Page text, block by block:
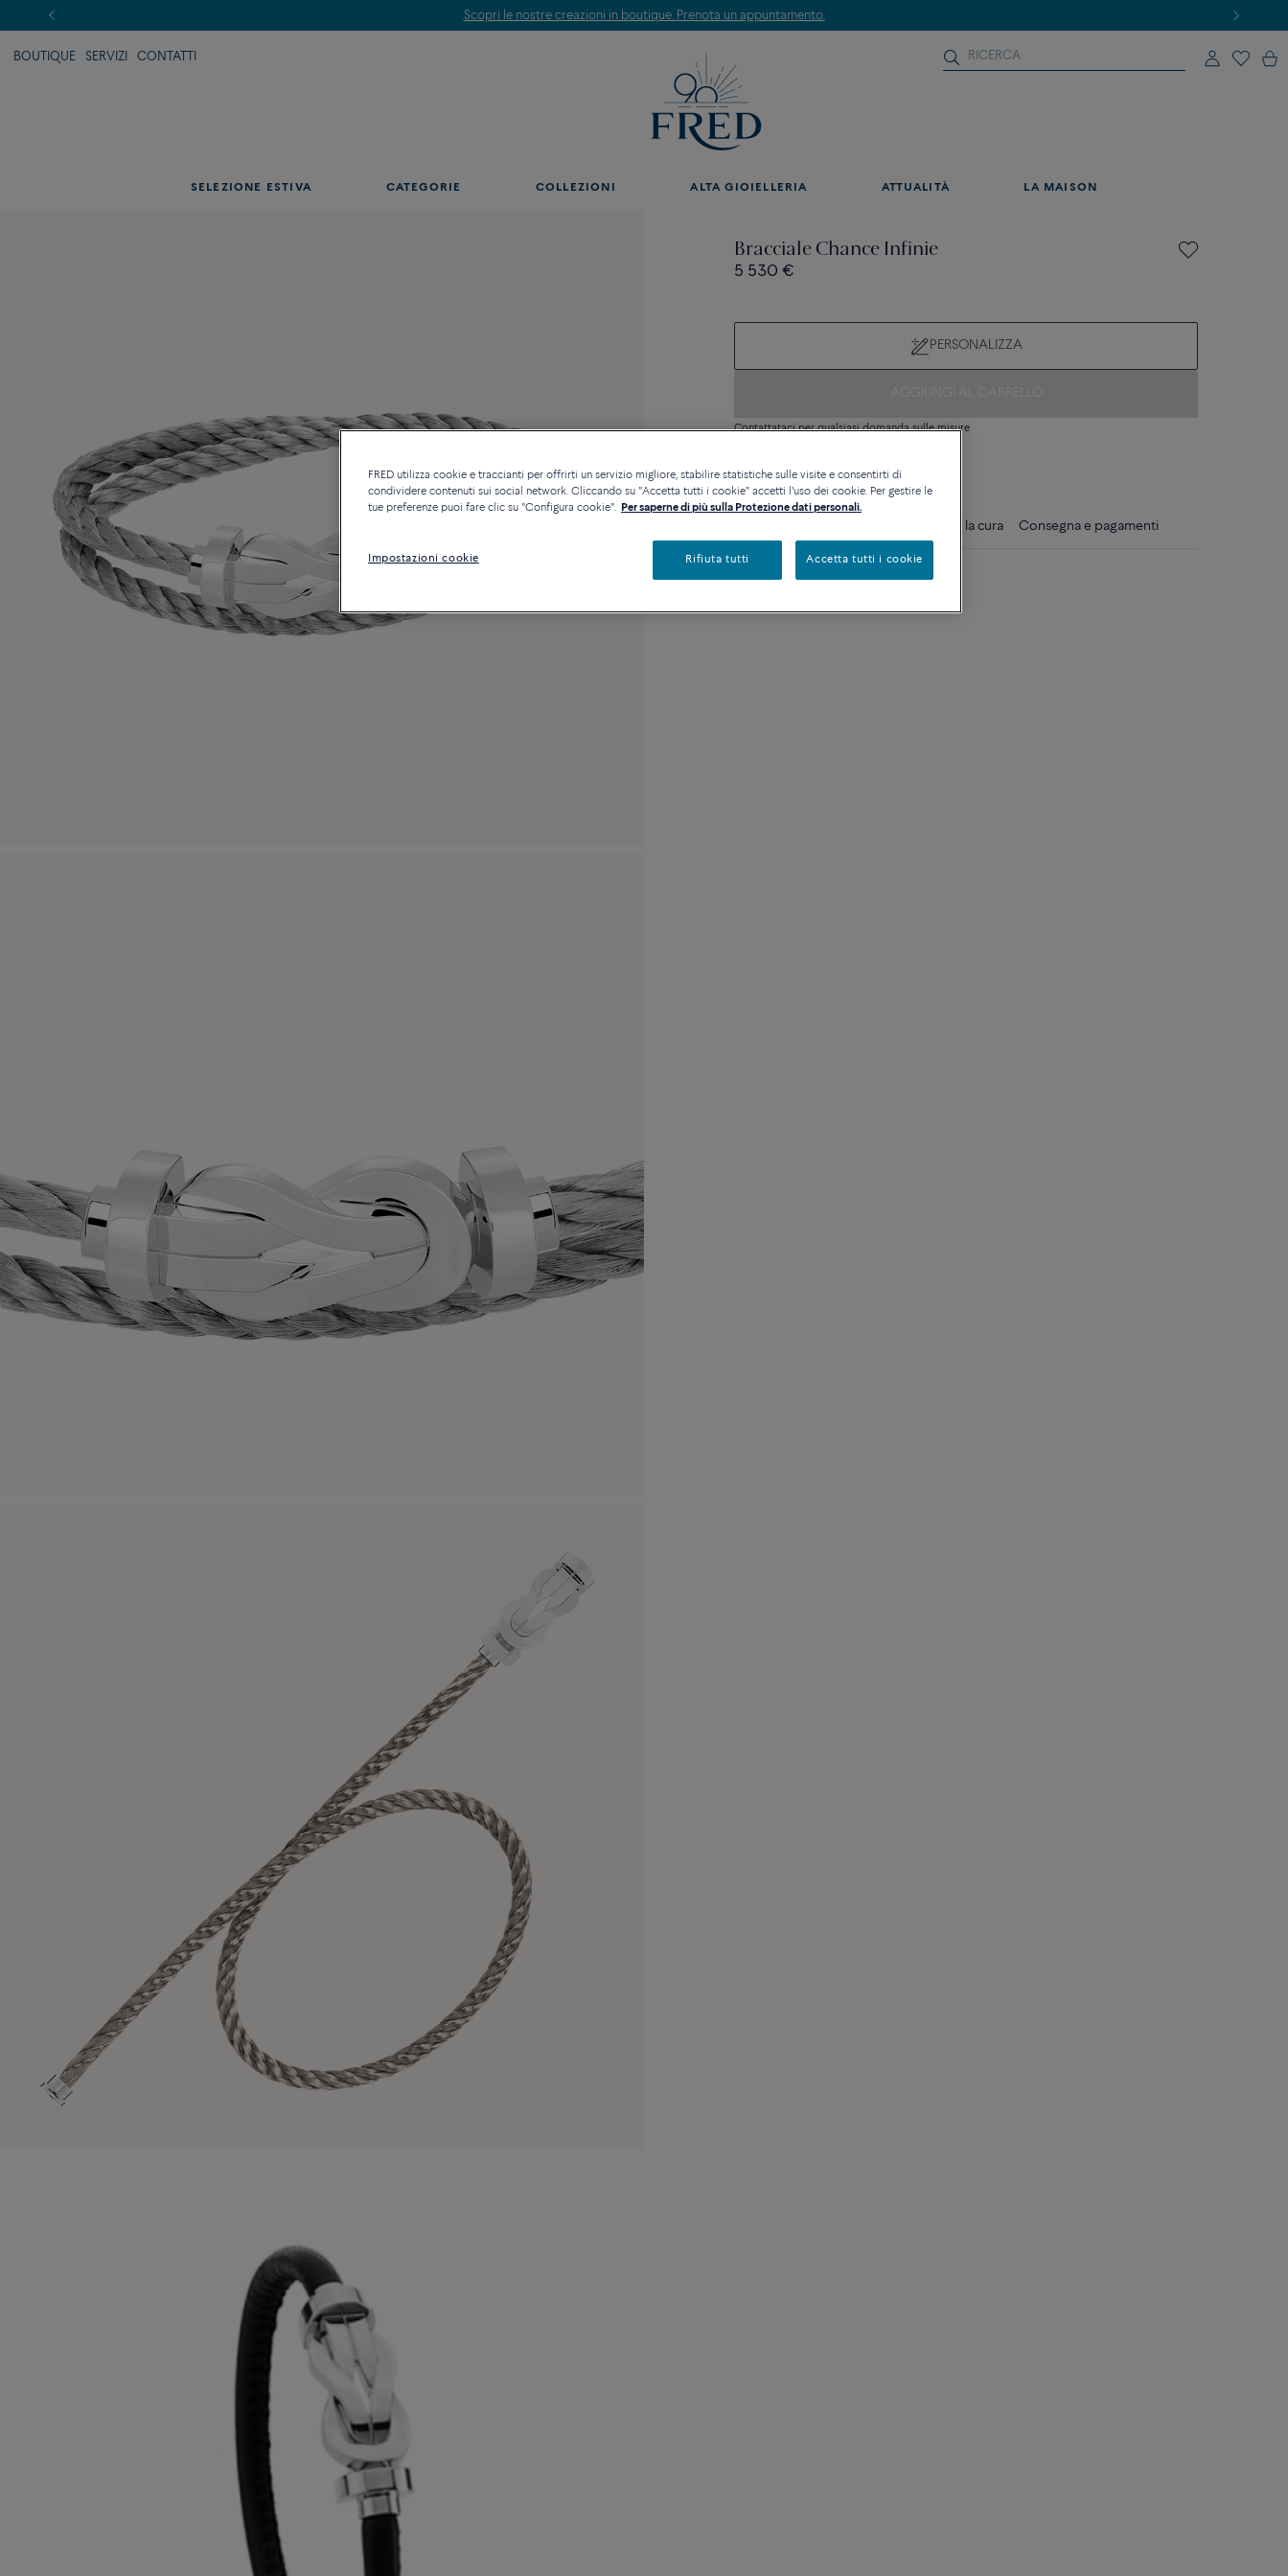
Scopri le nostre creazioni in boutique. Prenota un appuntamento.
BOUTIQUE SERVIZI CONTATTI
SELEZIONE ESTIVA CATEGORIE COLLEZIONI ALTA GIOIELLERIA ATTUALITÀ LA MAISON
Bracciale Chance Infinie
5 530 €
PERSONALIZZA
Contattataci per qualsiasi domanda sulle misure
Consigli per la cura Consegna e pagamenti
FRED utilizza cookie e traccianti per offrirti un servizio migliore, stabilire statistiche sulle visite e consentirti di
condividere contenuti sui social network. Cliccando su "Accetta tutti i cookie" accetti l'uso dei cookie. Per gestire le
tue preferenze puoi fare clic su "Configura cookie". Per saperne di più sulla Protezione dati personali.
Impostazioni cookie Rifiuta tutti Accetta tutti i cookie